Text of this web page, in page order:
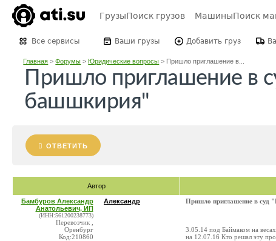
ГрузыПоиск грузов МашиныПоиск
Все сервисы Ваши грузы Добавить груз
Главная >Форумы >Юридические вопросы > Пришло приглашение в...
Пришло приглашение в
башшкирия"
ОТВЕТИТЬ
Автор
Бамбуров Александр
Анатольевич, ИП
(ИНН:561200238773)
Перевозчик ,
Оренбург
Код:210860
Александр Пришло приглашение в суд
3.05.14 под Баймаком на
на 12.07.16 Кто решал эту